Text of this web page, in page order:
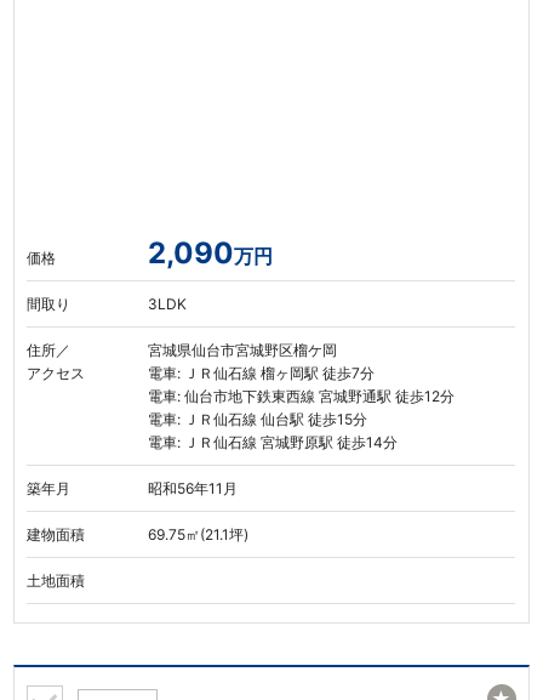
価格 2,090万円
間取り 3LDK
住所／
アクセス
宮城県仙台市宮城野区榴ケ岡
電車: ＪＲ仙石線 榴ヶ岡駅 徒歩7分
電車: 仙台市地下鉄東西線 宮城野通駅 徒歩12分
電車: ＪＲ仙石線 仙台駅 徒歩15分
電車: ＪＲ仙石線 宮城野原駅 徒歩14分
築年月 昭和56年11月
建物面積 69.75㎡(21.1坪)
土地面積